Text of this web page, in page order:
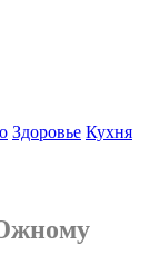
Здоровье Кухня